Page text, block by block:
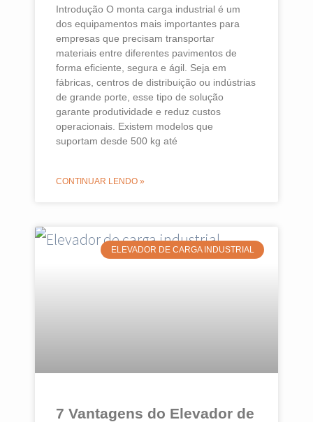
Introdução O monta carga industrial é um
dos equipamentos mais importantes para
empresas que precisam transportar
materiais entre diferentes pavimentos de
forma eficiente, segura e ágil. Seja em
fábricas, centros de distribuição ou indústrias
de grande porte, esse tipo de solução
garante produtividade e reduz custos
operacionais. Existem modelos que
suportam desde 500 kg até
CONTINUAR LENDO »
ELEVADOR DE CARGA INDUSTRIAL
7 Vantagens do Elevador de